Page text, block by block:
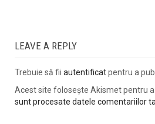
LEAVE A REPLY
Trebuie să fii autentificatpentru a
Acest site folosește Akismet pentru a
sunt procesate datele comentariilor